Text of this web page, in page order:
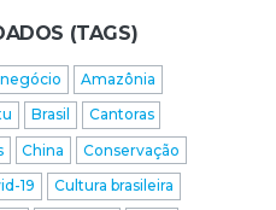
(TAGS)
Amazônia
Brasil
Cantoras
China
Conservação
19
Cultura brasileira